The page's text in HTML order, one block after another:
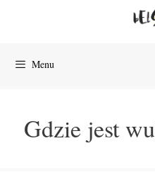
Menu
Gdzie jest